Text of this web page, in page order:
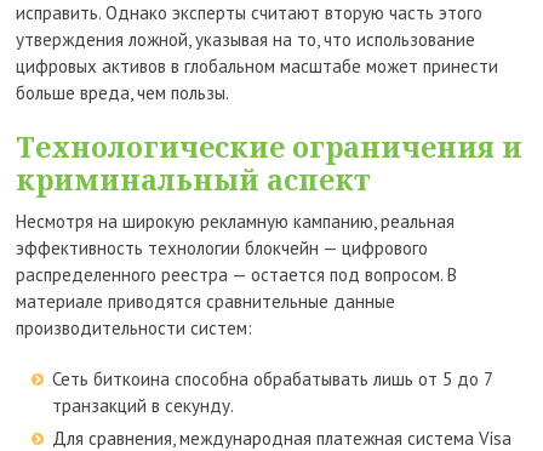
исправить. Однако эксперты считают вторую часть этого
утверждения ложной, указывая на то, что использование
цифровых активов в глобальном масштабе может принести
больше вреда, чем пользы.
Технологические ограничения и
криминальный аспект
Несмотря на широкую рекламную кампанию, реальная
эффективность технологии блокчейн — цифрового
распределенного реестра — остается под вопросом. В
материале приводятся сравнительные данные
производительности систем:
Сеть биткоина способна обрабатывать лишь от 5 до 7
транзакций в секунду.
Для сравнения, международная платежная система Visa